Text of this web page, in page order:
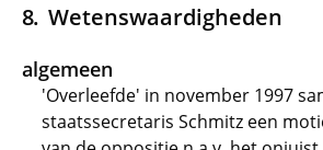
Wetenswaardigheden
algemeen
'Overleefde' in november 1997
staatssecretaris Schmitz een